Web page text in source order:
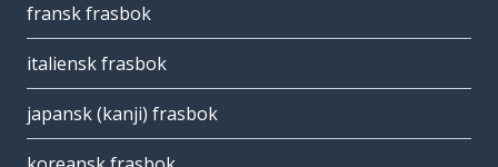
fransk frasbok
italiensk frasbok
japansk (kanji) frasbok